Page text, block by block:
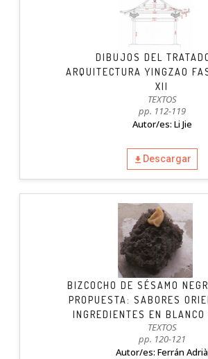
DIBUJOS DEL
ARQUITECTURA YINGZAO
XII
TEXTOS
pp. 112-119
Autor/es: Li Jie
Descargar
BIZCOCHO DE SÉSAMO
PROPUESTA: SABORES
INGREDIENTES EN BLANCO
TEXTOS
pp. 120-121
Autor/es: Ferrán Adrià